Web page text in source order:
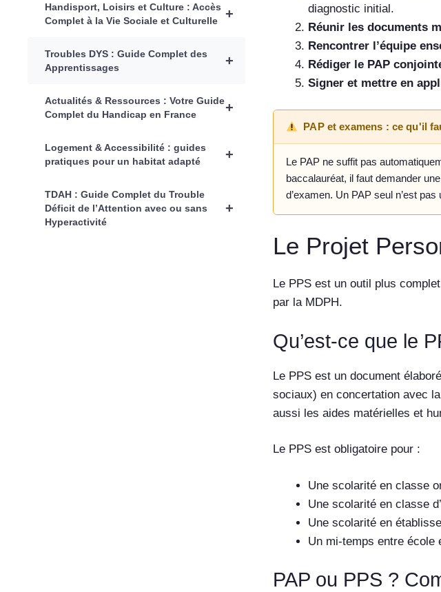
diagnostic initial.
Réunir les documents
Rencontrer l’équipe
Rédiger le PAP
Signer et mettre en
PAP et examens : ce qu'il
Le PAP ne suffit pas
baccalauréat, il faut demander
d’examen. Un PAP seul n’est
Le Projet
Le PPS est un outil plus
par la MDPH.
Qu’est-ce que le
Le PPS est un document
sociaux) en concertation avec
aussi les aides matérielles et
Le PPS est obligatoire pour :
Une scolarité en classe
Une scolarité en classe
Une scolarité en
Un mi-temps entre école
PAP ou PPS ?
+
Handisport, Loisirs et Culture : Accès
Complet à la Vie Sociale et Culturelle
+
Troubles DYS : Guide Complet des
Apprentissages
+
Actualités & Ressources : Votre Guide
Complet du Handicap en France
+
Logement & Accessibilité : guides
pratiques pour un habitat adapté
+
TDAH : Guide Complet du Trouble
Déficit de l’Attention avec ou sans
Hyperactivité